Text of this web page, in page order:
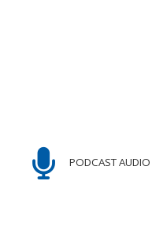
PODCAST AUDIO